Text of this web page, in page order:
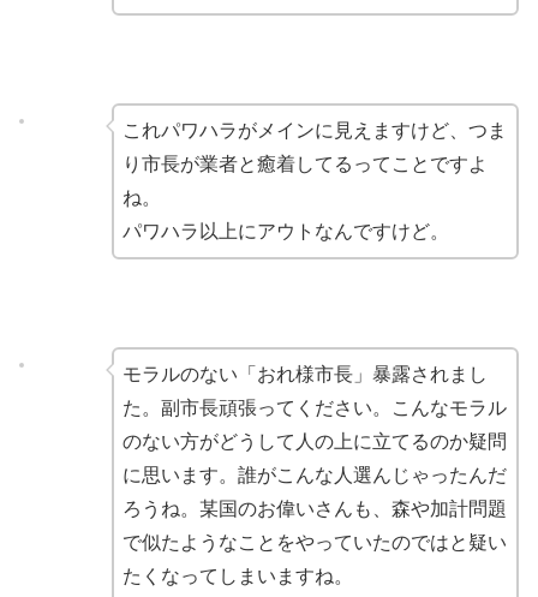
これパワハラがメインに見えますけど、つま
り市長が業者と癒着してるってことですよ
ね。
パワハラ以上にアウトなんですけど。
モラルのない「おれ様市長」暴露されまし
た。副市長頑張ってください。こんなモラル
のない方がどうして人の上に立てるのか疑問
に思います。誰がこんな人選んじゃったんだ
ろうね。某国のお偉いさんも、森や加計問題
で似たようなことをやっていたのではと疑い
たくなってしまいますね。